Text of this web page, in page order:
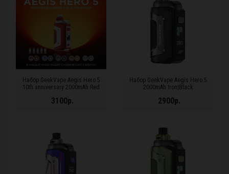
Набор GeekVape Aegis Hero 5
10th anniversary 2000mAh Red
3100р.
Набор GeekVape Aegis Hero 5
2000mAh Iron|Black
2900р.